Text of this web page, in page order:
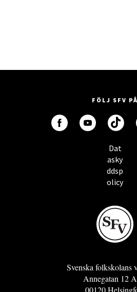
FÖLJ SFV PÅ
Dat
asky
ddsp
olicy
Svenska folkskolans
Annegatan 12
00120